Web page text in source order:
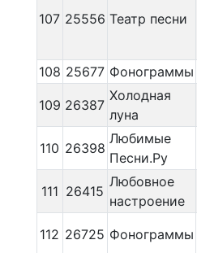
107 25556 Театр песни
108 25677 Фонограммы
109 26387
Холодная
луна
110 26398
Любимые
Песни.Ру
111 26415
Любовное
настроение
112 26725 Фонограммы